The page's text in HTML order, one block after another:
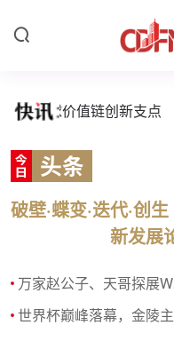
为全球价值链创新支点
破壁·蝶变·迭代·创
新发展
万家赵公子、天哥探展WAIC：AI如何走进生活？
世界杯巅峰落幕，金陵主场再度争锋 —— “苏超”第14轮南京迎战连云港，主场亮剑，各显神通！